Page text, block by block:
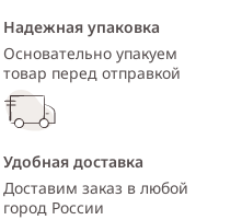
Надежная упаковка
Основательно упакуем
товар перед отправкой
Удобная доставка
Доставим заказ в любой
город России